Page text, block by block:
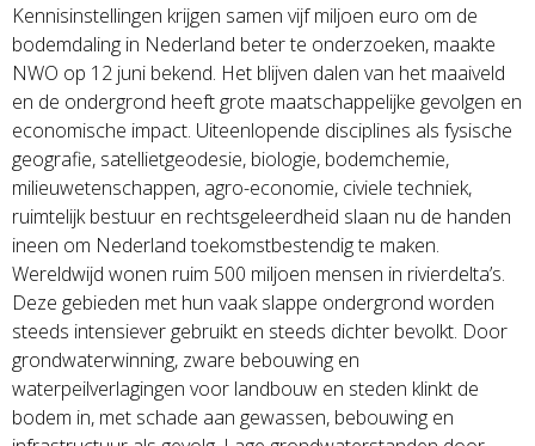
Kennisinstellingen krijgen samen vijf miljoen euro om de
bodemdaling in Nederland beter te onderzoeken, maakte
NWO op 12 juni bekend. Het blijven dalen van het maaiveld
en de ondergrond heeft grote maatschappelijke gevolgen en
economische impact. Uiteenlopende disciplines als fysische
geografie, satellietgeodesie, biologie, bodemchemie,
milieuwetenschappen, agro-economie, civiele techniek,
ruimtelijk bestuur en rechtsgeleerdheid slaan nu de handen
ineen om Nederland toekomstbestendig te maken.
Wereldwijd wonen ruim 500 miljoen mensen in rivierdelta’s.
Deze gebieden met hun vaak slappe ondergrond worden
steeds intensiever gebruikt en steeds dichter bevolkt. Door
grondwaterwinning, zware bebouwing en
waterpeilverlagingen voor landbouw en steden klinkt de
bodem in, met schade aan gewassen, bebouwing en